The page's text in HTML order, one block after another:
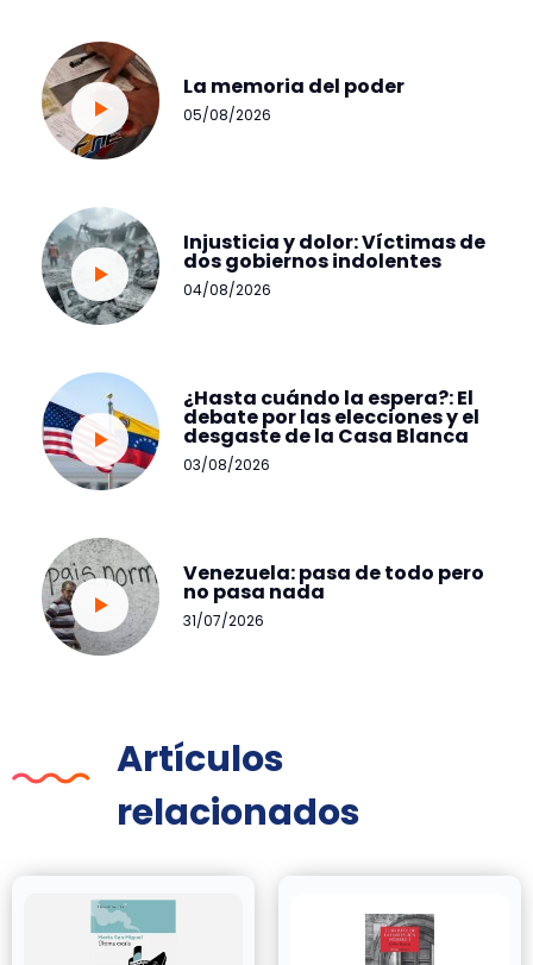
La memoria del poder
05/08/2026
Injusticia y dolor: Víctimas de
dos gobiernos indolentes
04/08/2026
¿Hasta cuándo la espera?: El
debate por las elecciones y el
desgaste de la Casa Blanca
03/08/2026
Venezuela: pasa de todo pero
no pasa nada
31/07/2026
Artículos
relacionados